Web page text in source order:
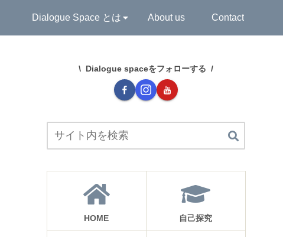
Dialogue Space とは About us Contact
Dialogue spaceをフォローする
HOME 自己探究